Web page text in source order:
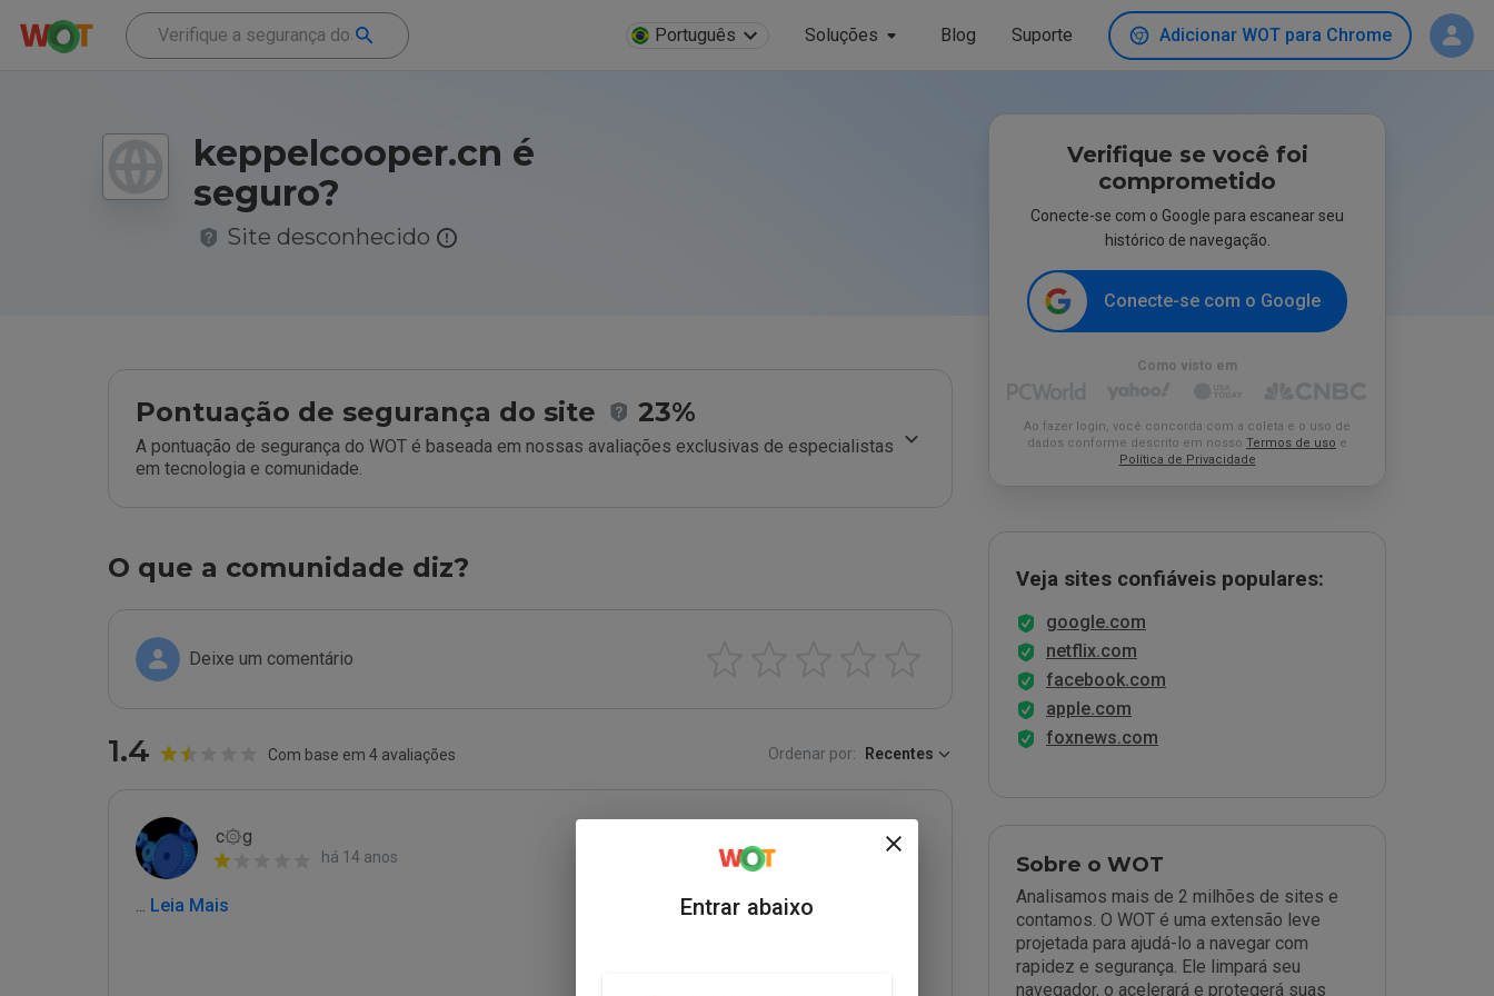
Português Soluções Blog Suporte Adicionar WOT para Chrome
keppelcooper.cn é
seguro?
Site desconhecido
Pontuação de segurança do site 23%
A pontuação de segurança do WOT é baseada em nossas avaliações exclusivas de especialistas
em tecnologia e comunidade.
O que a comunidade diz?
Deixe um comentário
1.4 Com base em 4 avaliações Ordenar por: Recentes
c۞g
há 14 anos
... Leia Mais
Verifique se você foi
comprometido
Conecte-se com o Google para escanear seu
histórico de navegação.
Conecte-se com o Google
Como visto em
Ao fazer login, você concorda com a coleta e o uso de
dados conforme descrito em nosso Termos de uso e
Política de Privacidade
Veja sites confiáveis populares:
google.com
netflix.com
facebook.com
apple.com
foxnews.com
Sobre o WOT
Analisamos mais de 2 milhões de sites e
contamos. O WOT é uma extensão leve
projetada para ajudá-lo a navegar com
rapidez e segurança. Ele limpará seu
navegador, o acelerará e protegerá suas
Entrar abaixo